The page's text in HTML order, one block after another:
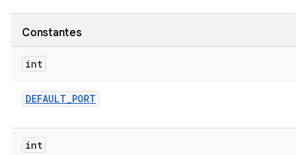
Constantes
int
DEFAULT_PORT
int